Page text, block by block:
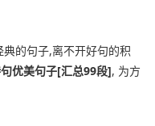
的句子,离不开好句的积
优美句子[汇总99段], 为方